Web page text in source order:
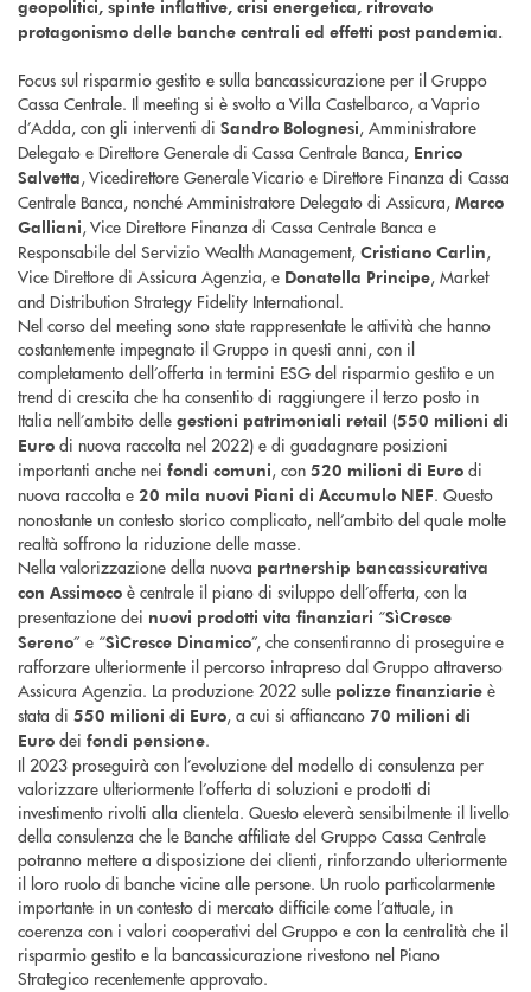
geopolitici, spinte inflattive, crisi energetica, ritrovato
protagonismo delle banche centrali ed effetti post pandemia.
Focus sul risparmio gestito e sulla bancassicurazione per il Gruppo
Cassa Centrale. Il meeting si è svolto a Villa Castelbarco, a Vaprio
d’Adda, con gli interventi di Sandro Bolognesi, Amministratore
Delegato e Direttore Generale di Cassa Centrale Banca, Enrico
Salvetta, Vicedirettore Generale Vicario e Direttore Finanza di Cassa
Centrale Banca, nonché Amministratore Delegato di Assicura, Marco
Galliani, Vice Direttore Finanza di Cassa Centrale Banca e
Responsabile del Servizio Wealth Management, Cristiano Carlin,
Vice Direttore di Assicura Agenzia, e Donatella Principe, Market
and Distribution Strategy Fidelity International.
Nel corso del meeting sono state rappresentate le attività che hanno
costantemente impegnato il Gruppo in questi anni, con il
completamento dell’offerta in termini ESG del risparmio gestito e un
trend di crescita che ha consentito di raggiungere il terzo posto in
Italia nell’ambito delle gestioni patrimoniali retail (550 milioni di
Euro di nuova raccolta nel 2022) e di guadagnare posizioni
importanti anche nei fondi comuni, con 520 milioni di Euro di
nuova raccolta e 20 mila nuovi Piani di Accumulo NEF. Questo
nonostante un contesto storico complicato, nell’ambito del quale molte
realtà soffrono la riduzione delle masse.
Nella valorizzazione della nuova partnership bancassicurativa
con Assimoco è centrale il piano di sviluppo dell’offerta, con la
presentazione dei nuovi prodotti vita finanziari “SìCresce
Sereno” e “SìCresce Dinamico”, che consentiranno di proseguire e
rafforzare ulteriormente il percorso intrapreso dal Gruppo attraverso
Assicura Agenzia. La produzione 2022 sulle polizze finanziarie è
stata di 550 milioni di Euro, a cui si affiancano 70 milioni di
Euro dei fondi pensione.
Il 2023 proseguirà con l’evoluzione del modello di consulenza per
valorizzare ulteriormente l’offerta di soluzioni e prodotti di
investimento rivolti alla clientela. Questo eleverà sensibilmente il livello
della consulenza che le Banche affiliate del Gruppo Cassa Centrale
potranno mettere a disposizione dei clienti, rinforzando ulteriormente
il loro ruolo di banche vicine alle persone. Un ruolo particolarmente
importante in un contesto di mercato difficile come l’attuale, in
coerenza con i valori cooperativi del Gruppo e con la centralità che il
risparmio gestito e la bancassicurazione rivestono nel Piano
Strategico recentemente approvato.